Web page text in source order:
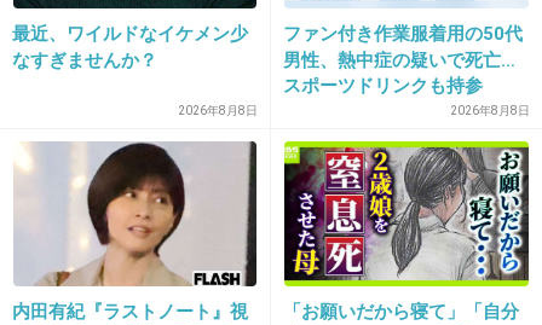
30. 匿名2016/04/27(水) 18:23:43
エリーはあまり触れられず(笑)
+868 -11
2016/04/27(水) 18:24:02
もうBIGBANGなんじゃない?笑
最近、ワイルドなイケメン少
なすぎませんか？
2026年8月8日
ファン付き作業服着用の50代
男性、熱中症の疑いで死亡…
スポーツドリンクも持参
2026年8月8日
内田有紀『ラストノート』視
「お願いだから寝て」「自分